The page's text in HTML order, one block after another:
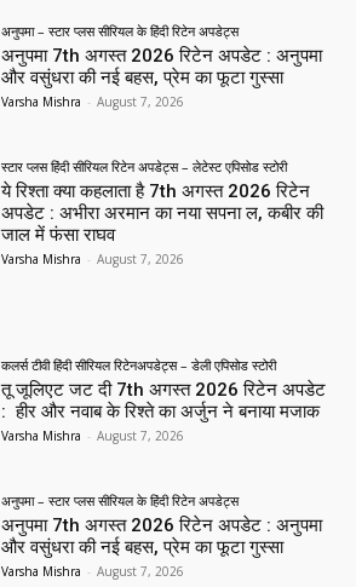
अनुपमा – स्टार प्लस सीरियल के हिंदी रिटेन अपडेट्स
अनुपमा 7th अगस्त 2026 रिटेन अपडेट : अनुपमा
और वसुंधरा की नई बहस, प्रेम का फूटा गुस्सा
Varsha Mishra - August 7, 2026
स्टार प्लस हिंदी सीरियल रिटेन अपडेट्स – लेटेस्ट एपिसोड स्टोरी
ये रिश्ता क्या कहलाता है 7th अगस्त 2026 रिटेन
अपडेट : अभीरा अरमान का नया सपना ल, कबीर की
जाल में फंसा राघव
Varsha Mishra - August 7, 2026
कलर्स टीवी हिंदी सीरियल रिटेनअपडेट्स – डेली एपिसोड स्टोरी
तू जूलिएट जट दी 7th अगस्त 2026 रिटेन अपडेट
: हीर और नवाब के रिश्ते का अर्जुन ने बनाया मजाक
Varsha Mishra - August 7, 2026
अनुपमा – स्टार प्लस सीरियल के हिंदी रिटेन अपडेट्स
अनुपमा 7th अगस्त 2026 रिटेन अपडेट : अनुपमा
और वसुंधरा की नई बहस, प्रेम का फूटा गुस्सा
Varsha Mishra - August 7, 2026